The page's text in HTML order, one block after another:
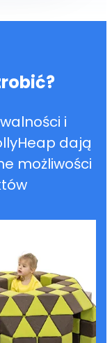
i
dają
możliwości